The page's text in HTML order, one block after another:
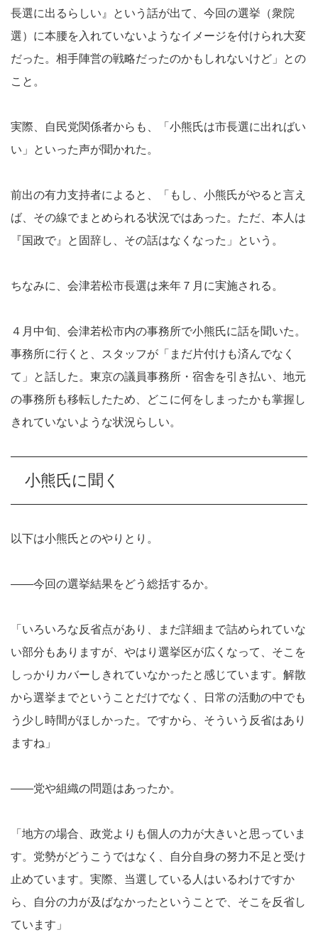
長選に出るらしい』という話が出て、今回の選挙（衆院
選）に本腰を入れていないようなイメージを付けられ大変
だった。相手陣営の戦略だったのかもしれないけど」との
こと。
実際、自民党関係者からも、「小熊氏は市長選に出ればい
い」といった声が聞かれた。
前出の有力支持者によると、「もし、小熊氏がやると言え
ば、その線でまとめられる状況ではあった。ただ、本人は
『国政で』と固辞し、その話はなくなった」という。
ちなみに、会津若松市長選は来年７月に実施される。
４月中旬、会津若松市内の事務所で小熊氏に話を聞いた。
事務所に行くと、スタッフが「まだ片付けも済んでなく
て」と話した。東京の議員事務所・宿舎を引き払い、地元
の事務所も移転したため、どこに何をしまったかも掌握し
きれていないような状況らしい。
小熊氏に聞く
以下は小熊氏とのやりとり。
――今回の選挙結果をどう総括するか。
「いろいろな反省点があり、まだ詳細まで詰められていな
い部分もありますが、やはり選挙区が広くなって、そこを
しっかりカバーしきれていなかったと感じています。解散
から選挙までということだけでなく、日常の活動の中でも
う少し時間がほしかった。ですから、そういう反省はあり
ますね」
――党や組織の問題はあったか。
「地方の場合、政党よりも個人の力が大きいと思っていま
す。党勢がどうこうではなく、自分自身の努力不足と受け
止めています。実際、当選している人はいるわけですか
ら、自分の力が及ばなかったということで、そこを反省し
ています」